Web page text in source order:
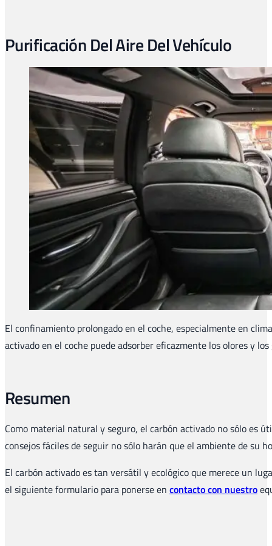
Purificación Del Aire Del Vehículo
El confinamiento prolongado en el coche, especialmente en
activado en el coche puede adsorber eficazmente los olores y
Resumen
Como material natural y seguro, el carbón activado no sólo es
consejos fáciles de seguir no sólo harán que el ambiente de su
El carbón activado es tan versátil y ecológico que merece un
el siguiente formulario para ponerse en contacto con nuestro